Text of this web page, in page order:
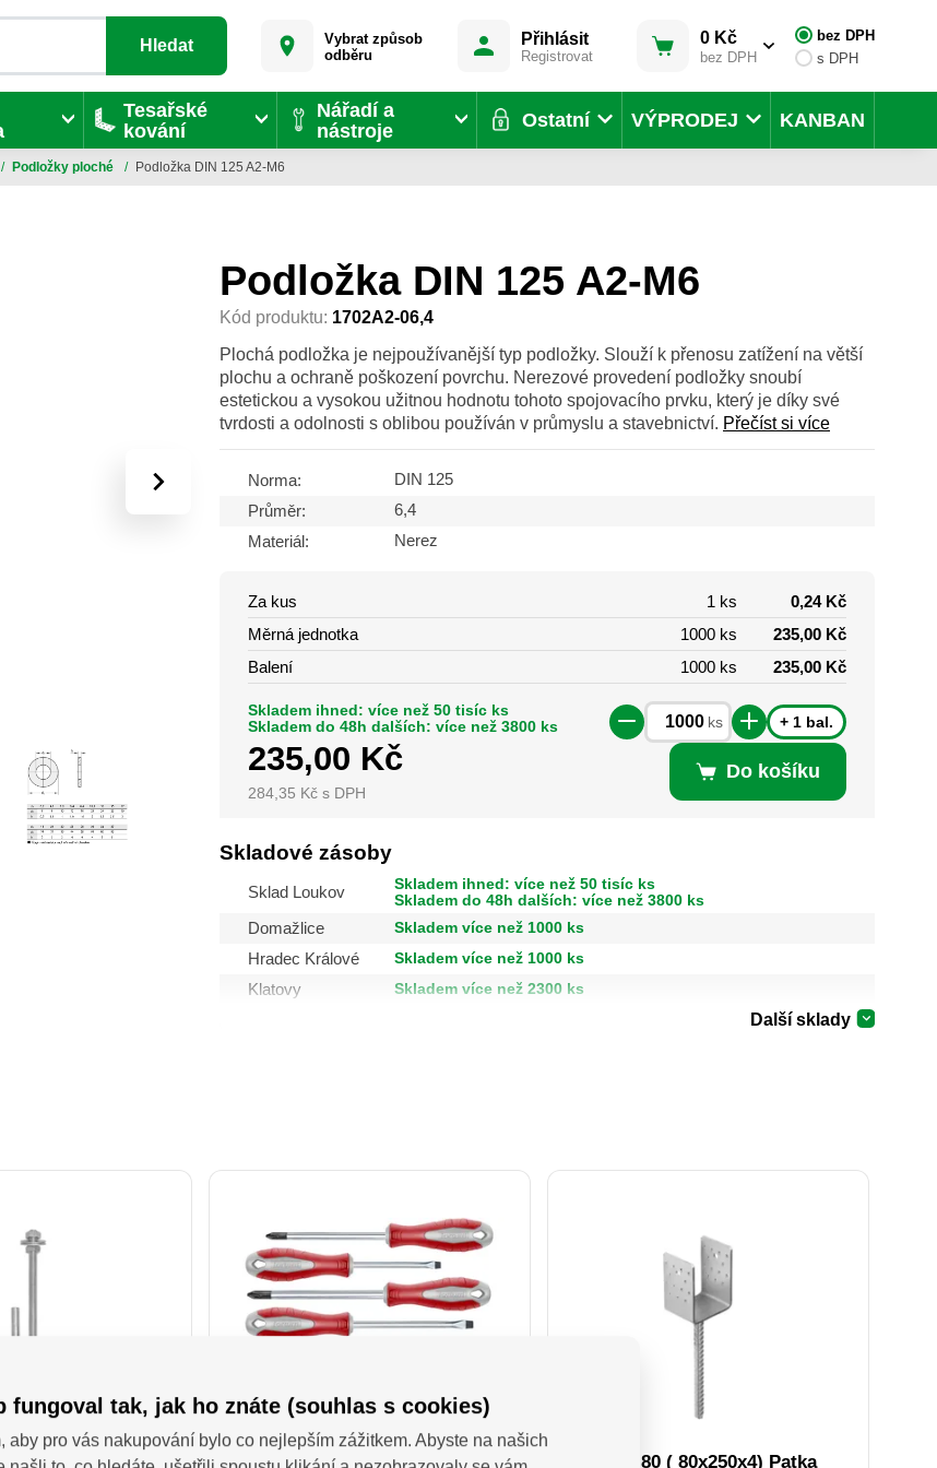
Hledat
Vybrat způsob
odběru
Přihlásit
Registrovat
0 Kč
bez DPH
bez DPH
s DPH
Tesařské
kování
Nářadí a
nástroje
Ostatní VÝPRODEJ KANBAN
/ Podložky ploché / Podložka DIN 125 A2-M6
›
Podložka DIN 125 A2-M6
Kód produktu: 1702A2-06,4
Plochá podložka je nejpoužívanější typ podložky. Slouží k přenosu zatížení na větší
plochu a ochraně poškození povrchu. Nerezové provedení podložky snoubí
estetickou a vysokou užitnou hodnotu tohoto spojovacího prvku, který je díky své
tvrdosti a odolnosti s oblibou používán v průmyslu a stavebnictví. Přečíst si více
Norma:
DIN 125
Průměr:
6,4
Materiál:
Nerez
Za kus 1 ks
0,24 Kč
Měrná jednotka
1000 ks
235,00 Kč
Balení
1000 ks 235,00 Kč
Skladem ihned: více než 50 tisíc ks
Skladem do 48h dalších: více než 3800 ks
235,00 Kč
284,35 Kčs DPH
ks + 1 bal.
Do košíku
Skladové zásoby
Sklad Loukov
Skladem ihned: více než 50 tisíc ks
Skladem do 48h dalších: více než 3800 ks
Domažlice
Skladem více než 1000 ks
Hradec Králové
Skladem více než 1000 ks
Klatovy
Skladem více než 2300 ks
Další sklady
houpačky
4740930 Sada Šroubováků 7ks
PSS 80 ( 80x250x4) Patka
fungoval tak, jak ho znáte (souhlas s cookies)
aby pro vás nakupování bylo co nejlepším zážitkem. Abyste na našich